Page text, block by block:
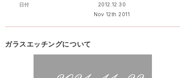
日付
2012.12.30
Nov 12th 2011
ガラスエッチングについて